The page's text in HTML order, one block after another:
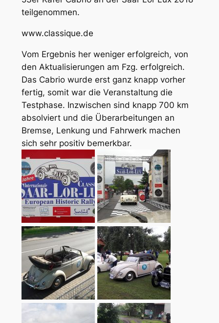
teilgenommen.
www.classique.de
Vom Ergebnis her weniger erfolgreich, von
den Aktualisierungen am Fzg. erfolgreich.
Das Cabrio wurde erst ganz knapp vorher
fertig, somit war die Veranstaltung die
Testphase. Inzwischen sind knapp 700 km
absolviert und die Überarbeitungen an
Bremse, Lenkung und Fahrwerk machen
sich sehr positiv bemerkbar.